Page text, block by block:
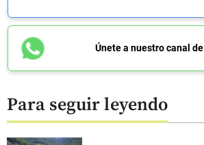
Únete a nuestro canal
Para seguir leyendo